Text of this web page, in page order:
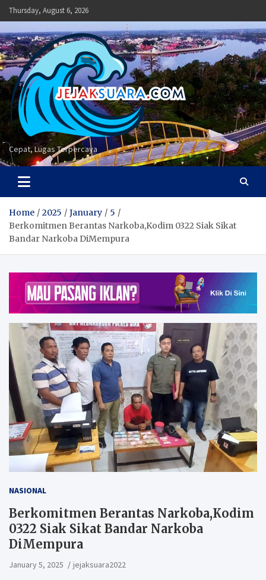
Skip
to
content
Thursday, August 6, 2026
Cepat, Lugas Terpercaya
Home 2025 January
5
Berkomitmen Berantas Narkoba,Kodim 0322 Siak Sikat
Bandar Narkoba DiMempura
NASIONAL
Berkomitmen Berantas Narkoba,Kodim
0322 Siak Sikat Bandar Narkoba
DiMempura
January 5, 2025 jejaksuara2022